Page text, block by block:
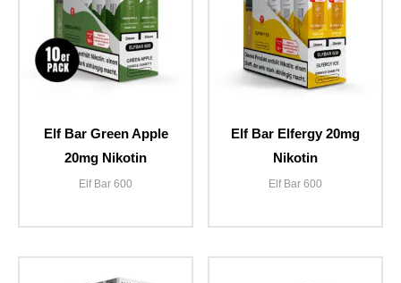
Elf Bar Green Apple
20mg Nikotin
Elf Bar 600
Elf Bar Elfergy 20mg
Nikotin
Elf Bar 600